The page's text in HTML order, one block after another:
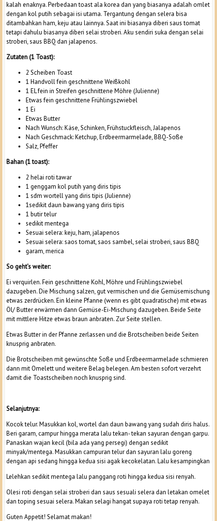
kalah enaknya. Perbedaan toast ala korea dan yang biasanya adalah omlet
dengan kol putih sebagai isi utama. Tergantung dengan selera bisa
ditambahkan ham, keju atau lainnya. Saat ini biasanya diberi saus tomat
tetapi dahulu biasanya diberi selai stroberi. Aku sendiri suka dengan selai
stroberi, saus BBQ dan jalapenos.
Zutaten (1 Toast):
2 Scheiben Toast
1 Handvoll fein geschnittene Weißkohl
1 EL fein in Streifen geschnittene Möhre (Julienne)
Etwas fein geschnittene Frühlingszwiebel
1 Ei
Etwas Butter
Nach Wunsch: Käse, Schinken, Frühstuckfleisch, Jalapenos
Nach Geschmack: Ketchup, Erdbeermarmelade, BBQ-Soße
Salz, Pfeffer
Bahan (1 toast):
2 helai roti tawar
1 genggam kol putih yang diris tipis
1 sdm wortell yang diris tipis (Julienne)
1sedikit daun bawang yang diris tipis
1 butir telur
sedikit mentega
Sesuai selera: keju, ham, jalapenos
Sesuai selera: saos tomat, saos sambel, selai stroberi, saus BBQ
garam, merica
So geht’s weiter:
Ei verquirlen. Fein geschnittene Kohl, Möhre und Frühlingszwiebel
dazugeben. Die Mischung salzen, gut vermischen und die Gemüsemischung
etwas zerdrücken. Ein kleine Pfanne (wenn es gibt quadratische) mit etwas
Öl/ Butter erwärmen dann Gemüse-Ei-Mischung dazugeben. Beide Seite
mit mittlere Hitze etwas braun anbraten. Zur Seite stellen.
Etwas Butter in der Pfanne zerlassen und die Brotscheiben beide Seiten
knusprig anbraten.
Die Brotscheiben mit gewünschte Soße und Erdbeermarmelade schmieren
dann mit Omelett und weitere Belag belegen. Am besten sofort verzehrt
damit die Toastscheiben noch knusprig sind.
Selanjutnya:
Kocok telur. Masukkan kol, wortel dan daun bawang yang sudah diris halus.
Beri garam, campur hingga merata lalu tekan- tekan sayuran dengan garpu.
Panaskan wajan kecil (bila ada yang persegi) dengan sedikit
minyak/mentega. Masukkan campuran telur dan sayuran lalu goreng
dengan api sedang hingga kedua sisi agak kecokelatan. Lalu kesampingkan
Lelehkan sedikit mentega lalu panggang roti hingga kedua sisi renyah.
Olesi roti dengan selai stroberi dan saus sesuali selera dan letakan omelet
dan toping sesuai selera. Makan selagi hangat supaya roti tetap renyah.
Guten Appetit! Selamat makan!